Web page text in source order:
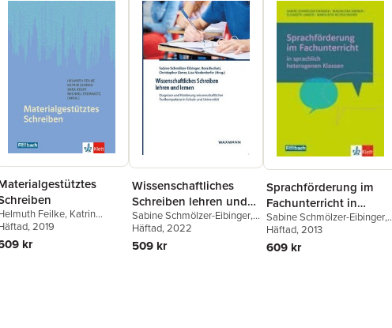
Feilke, Katrin
,Sara Rezat
, 2019
kr
Wissenschaftliches
Schreiben lehren und
lernen
Sabine Schmölzer-Eibinger,
Bora Bushati,
Ebner
Häftad, 2022
509 kr
Sprachförderung im
Fachunterricht in
sprachlich heterogenen
Klassen
Sabine Schmölzer-Eibinger,
Maximilian Dorner
Helten-Pacher
Häftad, 2013
609 kr